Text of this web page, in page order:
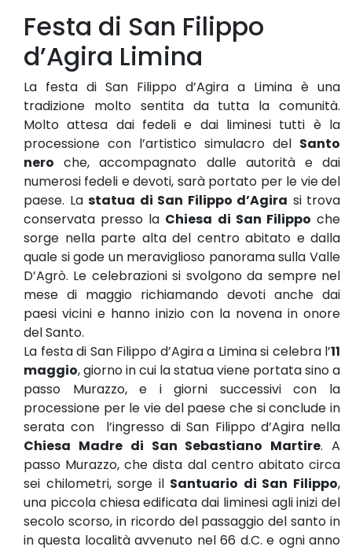
Festa di San Filippo
d’Agira Limina
La festa di San Filippo d’Agira a Limina è una
tradizione molto sentita da tutta la comunità.
Molto attesa dai fedeli e dai liminesi tutti è la
processione con l’artistico simulacro del Santo
nero che, accompagnato dalle autorità e dai
numerosi fedeli e devoti, sarà portato per le vie del
paese. La statua di San Filippo d’Agira si trova
conservata presso la Chiesa di San Filippo che
sorge nella parte alta del centro abitato e dalla
quale si gode un meraviglioso panorama sulla Valle
D’Agrò. Le celebrazioni si svolgono da sempre nel
mese di maggio richiamando devoti anche dai
paesi vicini e hanno inizio con la novena in onore
del Santo.
La festa di San Filippo d’Agira a Limina si celebra l’11
maggio, giorno in cui la statua viene portata sino a
passo Murazzo, e i giorni successivi con la
processione per le vie del paese che si conclude in
serata con l’ingresso di San Filippo d’Agira nella
Chiesa Madre di San Sebastiano Martire. A
passo Murazzo, che dista dal centro abitato circa
sei chilometri, sorge il Santuario di San Filippo,
una piccola chiesa edificata dai liminesi agli inizi del
secolo scorso, in ricordo del passaggio del santo in
in questa località avvenuto nel 66 d.C. e ogni anno